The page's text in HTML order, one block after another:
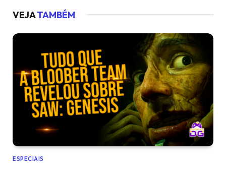
VEJATAMBÉM
ESPECIAIS